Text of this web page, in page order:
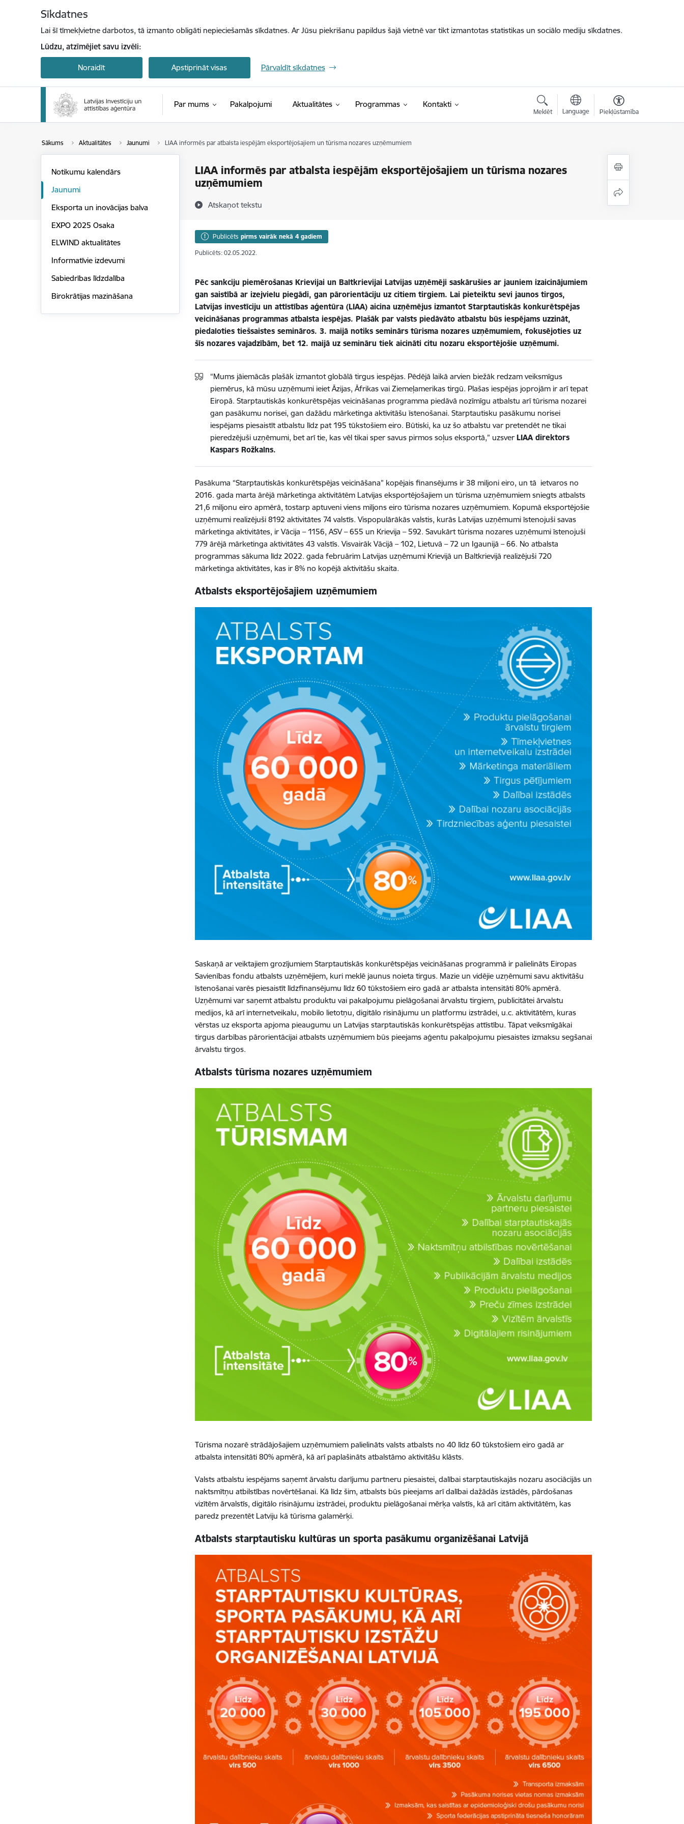
Sīkdatnes
Lai šī tīmekļvietne darbotos, tā izmanto obligāti nepieciešamās sīkdatnes. Ar Jūsu piekrišanu papildus šajā vietnē var tikt izmantotas statistikas un sociālo mediju sīkdatnes.
Lūdzu, atzīmējiet savu izvēli:
Noraidīt Apstiprināt visas Pārvaldīt sīkdatnes
Par mums Pakalpojumi Aktualitātes Programmas Kontakti
Meklēt Language Piekļūstamība
Sākums Aktualitātes Jaunumi LIAA informēs par atbalsta iespējām eksportējošajiem un tūrisma nozares uzņēmumiem
LIAA informēs par atbalsta iespējām eksportējošajiem un tūrisma nozares
uzņēmumiem
Atskaņot tekstu
Notikumu kalendārs
Jaunumi
Eksporta un inovācijas balva
EXPO 2025 Osaka
ELWIND aktualitātes
Informatīvie izdevumi
Sabiedrības līdzdalība
Birokrātijas mazināšana
Publicēts pirms vairāk nekā 4 gadiem
Publicēts: 02.05.2022.
Pēc sankciju piemērošanas Krievijai un Baltkrievijai Latvijas uzņēmēji saskārušies ar jauniem izaicinājumiem
gan saistībā ar izejvielu piegādi, gan pārorientāciju uz citiem tirgiem. Lai pieteiktu sevi jaunos tirgos,
Latvijas investīciju un attīstības aģentūra (LIAA) aicina uzņēmējus izmantot Starptautiskās konkurētspējas
veicināšanas programmas atbalsta iespējas. Plašāk par valsts piedāvāto atbalstu būs iespējams uzzināt,
piedaloties tiešsaistes semināros. 3. maijā notiks seminārs tūrisma nozares uzņēmumiem, fokusējoties uz
šīs nozares vajadzībām, bet 12. maijā uz semināru tiek aicināti citu nozaru eksportējošie uzņēmumi.
“Mums jāiemācās plašāk izmantot globālā tirgus iespējas. Pēdējā laikā arvien biežāk redzam veiksmīgus
piemērus, kā mūsu uzņēmumi ieiet Āzijas, Āfrikas vai Ziemeļamerikas tirgū. Plašas iespējas joprojām ir arī tepat
Eiropā. Starptautiskās konkurētspējas veicināšanas programma piedāvā nozīmīgu atbalstu arī tūrisma nozarei
gan pasākumu norisei, gan dažādu mārketinga aktivitāšu īstenošanai. Starptautisku pasākumu norisei
iespējams piesaistīt atbalstu līdz pat 195 tūkstošiem eiro. Būtiski, ka uz šo atbalstu var pretendēt ne tikai
pieredzējuši uzņēmumi, bet arī tie, kas vēl tikai sper savus pirmos soļus eksportā,” uzsverLIAA direktors
Kaspars Rožkalns.
Pasākuma “Starptautiskās konkurētspējas veicināšana” kopējais finansējums ir 38 miljoni eiro, un tā ietvaros no
2016. gada marta ārējā mārketinga aktivitātēm Latvijas eksportējošajiem un tūrisma uzņēmumiem sniegts atbalsts
21,6 miljonu eiro apmērā, tostarp aptuveni viens miljons eiro tūrisma nozares uzņēmumiem. Kopumā eksportējošie
uzņēmumi realizējuši 8192 aktivitātes 74 valstīs. Vispopulārākās valstis, kurās Latvijas uzņēmumi īstenojuši savas
mārketinga aktivitātes, ir Vācija – 1156, ASV – 655 un Krievija – 592. Savukārt tūrisma nozares uzņēmumi īstenojuši
779 ārējā mārketinga aktivitātes 43 valstīs. Visvairāk Vācijā – 102, Lietuvā – 72 un Igaunijā – 66. No atbalsta
programmas sākuma līdz 2022. gada februārim Latvijas uzņēmumi Krievijā un Baltkrievijā realizējuši 720
mārketinga aktivitātes, kas ir 8% no kopējā aktivitāšu skaita.
Atbalsts eksportējošajiem uzņēmumiem
Saskaņā ar veiktajiem grozījumiem Starptautiskās konkurētspējas veicināšanas programmā ir palielināts Eiropas
Savienības fondu atbalsts uzņēmējiem, kuri meklē jaunus noieta tirgus. Mazie un vidējie uzņēmumi savu aktivitāšu
īstenošanai varēs piesaistīt līdzfinansējumu līdz 60 tūkstošiem eiro gadā ar atbalsta intensitāti 80% apmērā.
Uzņēmumi var saņemt atbalstu produktu vai pakalpojumu pielāgošanai ārvalstu tirgiem, publicitātei ārvalstu
medijos, kā arī internetveikalu, mobilo lietotņu, digitālo risinājumu un platformu izstrādei, u.c. aktivitātēm, kuras
vērstas uz eksporta apjoma pieaugumu un Latvijas starptautiskās konkurētspējas attīstību. Tāpat veiksmīgākai
tirgus darbības pārorientācijai atbalsts uzņēmumiem būs pieejams aģentu pakalpojumu piesaistes izmaksu segšanai
ārvalstu tirgos.
Atbalsts tūrisma nozares uzņēmumiem
Tūrisma nozarē strādājošajiem uzņēmumiem palielināts valsts atbalsts no 40 līdz 60 tūkstošiem eiro gadā ar
atbalsta intensitāti 80% apmērā, kā arī paplašināts atbalstāmo aktivitāšu klāsts.
Valsts atbalstu iespējams saņemt ārvalstu darījumu partneru piesaistei, dalībai starptautiskajās nozaru asociācijās un
naktsmītņu atbilstības novērtēšanai. Kā līdz šim, atbalsts būs pieejams arī dalībai dažādās izstādēs, pārdošanas
vizītēm ārvalstīs, digitālo risinājumu izstrādei, produktu pielāgošanai mērķa valstīs, kā arī citām aktivitātēm, kas
paredz prezentēt Latviju kā tūrisma galamērķi.
Atbalsts starptautisku kultūras un sporta pasākumu organizēšanai Latvijā